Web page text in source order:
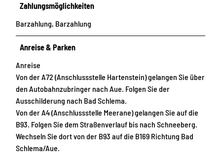
Zahlungsmöglichkeiten
Barzahlung, Barzahlung
Anreise & Parken
Anreise
Von der A72 (Anschlussstelle Hartenstein) gelangen Sie über
den Autobahnzubringer nach Aue. Folgen Sie der
Ausschilderung nach Bad Schlema.
Von der A4 (Anschlussstelle Meerane) gelangen Sie auf die
B93. Folgen Sie dem Straßenverlauf bis nach Schneeberg.
Wechseln Sie dort von der B93 auf die B169 Richtung Bad
Schlema/Aue.